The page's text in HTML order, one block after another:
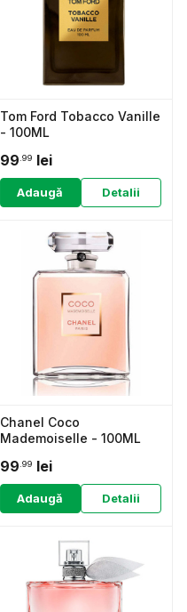
Tom Ford Tobacco Vanille
- 100ML
99 .99 lei
Adaugă Detalii
Chanel Coco
Mademoiselle - 100ML
99 .99 lei
Adaugă Detalii